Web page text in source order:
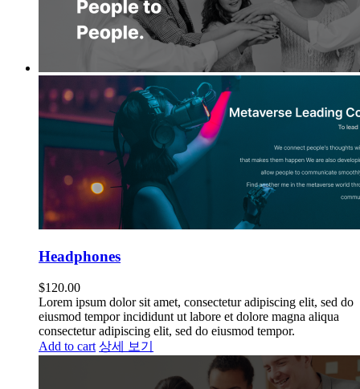
Headphones
$120.00
Lorem ipsum dolor sit amet, consectetur adipiscing elit, sed do
eiusmod tempor incididunt ut labore et dolore magna aliqua
consectetur adipiscing elit, sed do eiusmod tempor.
Add to cart 상세 보기